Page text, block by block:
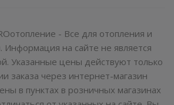
- Все для отопления и
Информация на сайте не является
Указанные цены действуют только
заказа через интернет-магазин
в пунктах в розничных магазинах